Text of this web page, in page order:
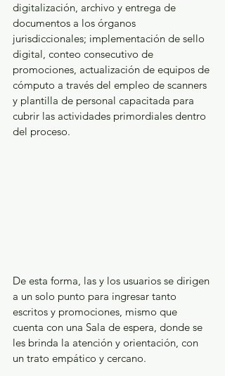
digitalización, archivo y entrega de
documentos a los órganos
jurisdiccionales; implementación de sello
digital, conteo consecutivo de
promociones, actualización de equipos de
cómputo a través del empleo de scanners
y plantilla de personal capacitada para
cubrir las actividades primordiales dentro
del proceso.
De esta forma, las y los usuarios se dirigen
a un solo punto para ingresar tanto
escritos y promociones, mismo que
cuenta con una Sala de espera, donde se
les brinda la atención y orientación, con
un trato empático y cercano.